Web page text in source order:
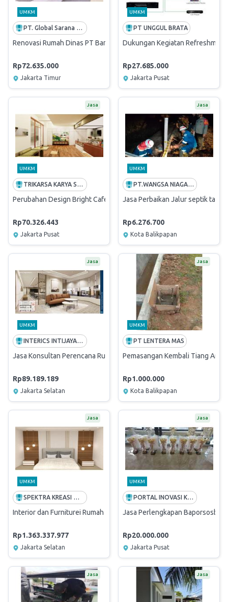
UMKM
PT. Global Sarana Reksatama
Renovasi Rumah Dinas PT Bank Mandiri (Persero) Tbk. Griya
Rp72.635.000
Jakarta Timur
UMKM
PT UNGGUL BRATA
Dukungan Kegiatan
Rp27.685.000
Jakarta Pusat
Jasa
UMKM
TRIKARSA KARYA SENTOSA
Perubahan Design Bright Cafe Surabaya, Jagir incl. Owner Estimate
Rp70.326.443
Jakarta Pusat
Jasa
UMKM
PT.WANGSA NIAGA SAKTI
Jasa Perbaikan Jalur septik tank
Rp6.276.700
Kota Balikpapan
Jasa
UMKM
INTERICS INTIJAYA ASIA
Jasa Konsultan Perencana Ruang Meeting dan Lounge Lantai 28
Rp89.189.189
Jakarta Selatan
Jasa
UMKM
PT LENTERA MAS
Pemasangan Kembali Tiang
Rp1.000.000
Kota Balikpapan
Jasa
UMKM
SPEKTRA KREASI WIJATRA
Interior dan Furniturei Rumah Dinas Bank Mandiri Bukit Hijau
Rp1.363.337.977
Jakarta Selatan
Jasa
UMKM
PORTAL INOVASI KREASI
Jasa Perlengkapan Baporsosbud
Rp20.000.000
Jakarta Pusat
Jasa Jasa